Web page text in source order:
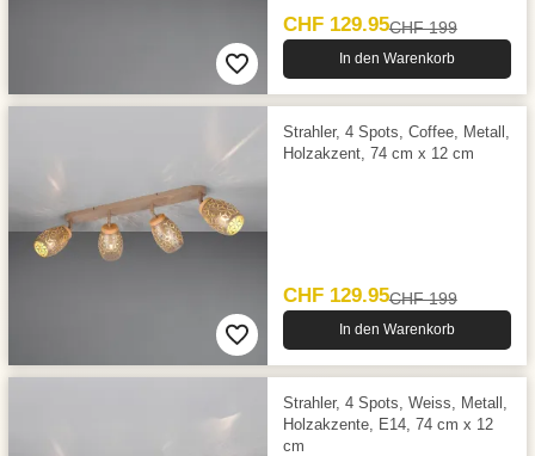
CHF 129.95CHF 199
In den Warenkorb
Strahler, 4 Spots, Coffee, Metall,
Holzakzent, 74 cm x 12 cm
CHF 129.95CHF 199
In den Warenkorb
Strahler, 4 Spots, Weiss, Metall,
Holzakzente, E14, 74 cm x 12
cm